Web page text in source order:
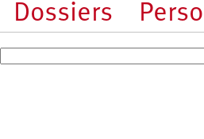
Dossiers